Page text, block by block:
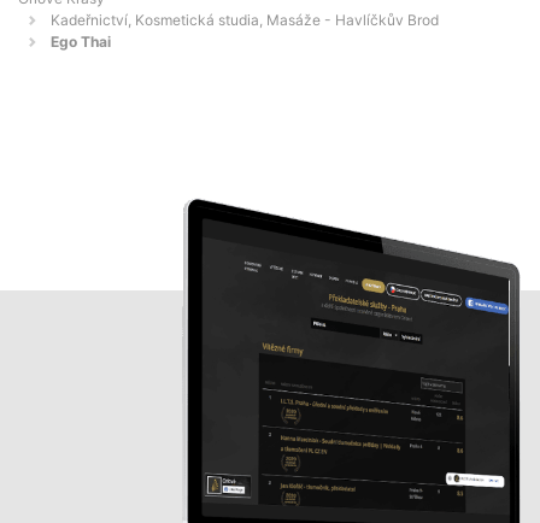
Kadeřnictví, Kosmetická studia, Masáže - Havlíčkův Brod
Ego Thai